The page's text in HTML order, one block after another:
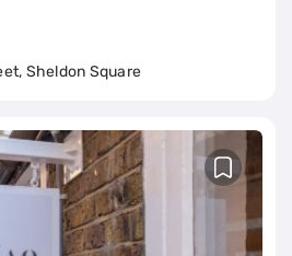
Sheldon Square